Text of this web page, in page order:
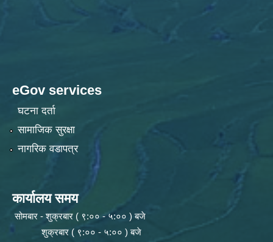
eGov services
घटना दर्ता
सामाजिक सुरक्षा
नागरिक वडापत्र
कार्यालय समय
सोमबार - शुक्रबार ( ९:०० - ५:०० ) बजे
शुक्रबार ( ९:०० - ५:०० ) बजे